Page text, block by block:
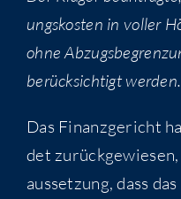
ungs­kos­ten in vol­ler
ohne
berück­sich­tigt werden.
Das Finanz­ge­richt
det
aus­set­zung, dass